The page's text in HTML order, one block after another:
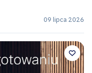
09 lipca 2026